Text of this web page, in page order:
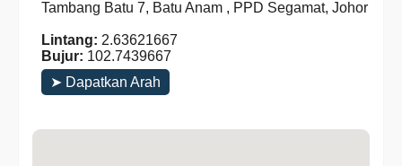
Tambang Batu 7, Batu Anam , PPD Segamat, Johor
Lintang: 2.63621667
Bujur: 102.7439667
➤ Dapatkan Arah